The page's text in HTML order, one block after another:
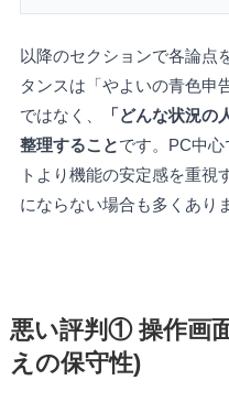
以降のセクションで各論点
タンスは「やよいの青色申
ではなく、
「どんな状況
整理することです。PC中
トより機能の安定感を重視
にならない場合も多くあり
悪い評判① 操作画
えの保守性)